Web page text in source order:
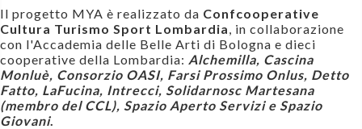
Il progetto MYA è realizzato da Confcooperative
Cultura Turismo Sport Lombardia, in collaborazione
con l'Accademia delle Belle Arti di Bologna e dieci
cooperative della Lombardia: Alchemilla, Cascina
Monluè, Consorzio OASI, Farsi Prossimo Onlus, Detto
Fatto, LaFucina, Intrecci, Solidarnosc Martesana
(membro del CCL), Spazio Aperto Servizi e Spazio
Giovani.